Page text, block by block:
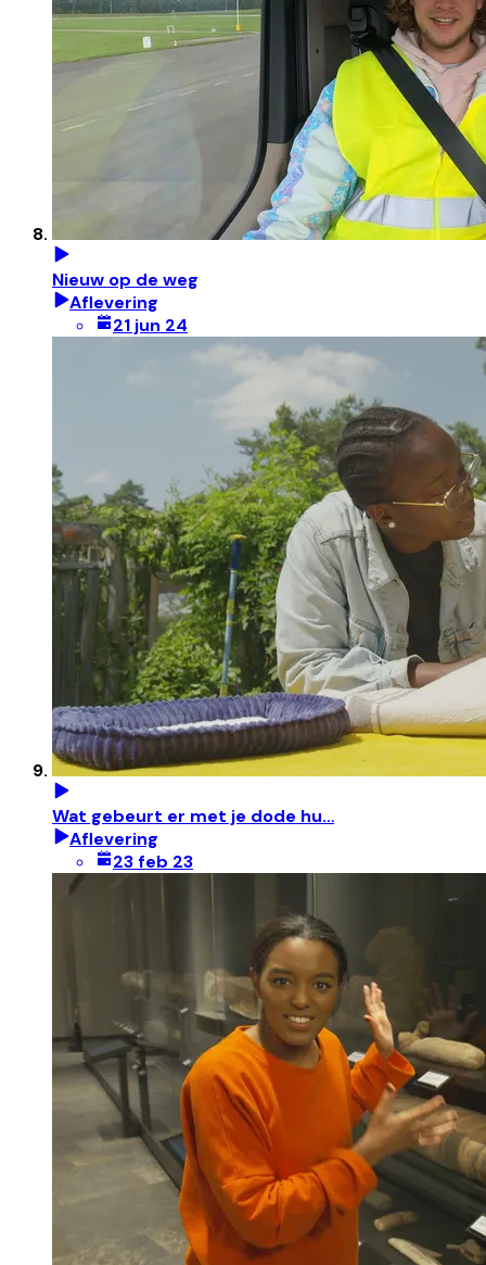
Nieuw op de weg
Aflevering
21 jun 24
Wat gebeurt er met je dode hu…
Aflevering
23 feb 23